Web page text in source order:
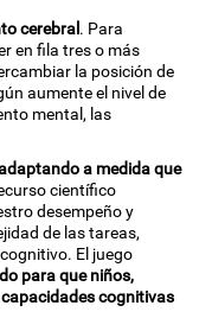
cerebral. Para
en fila tres o más
la posición de
aumente el nivel de
mental, las
a medida que
científico
desempeño y
de las tareas,
El juego
para que niños,
cognitivas